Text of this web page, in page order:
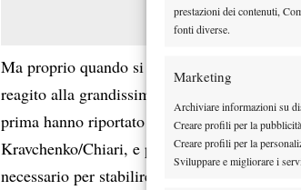
prestazioni dei contenuti,
fonti diverse.
Marketing
Archiviare informazioni su
Creare profili per la
Creare profili per la
Sviluppare e migliorare i
Ma proprio quando si sono trovate spalle al
reagito alla grandissima. Merito soprattutto
prima hanno riportato la sfida sul 2-2
Kravchenko/Chiari, e poi hanno vinto
necessario per stabilire la formazione